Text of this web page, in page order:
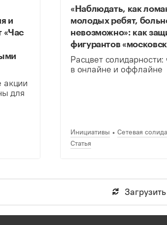
и
«Час
акции
для
«Наблюдать, как
молодых ребят,
невозможно»: как
фигурантов
Расцвет солидарности:
в онлайне и оффлайне
Инициативы
Сетевая
Статья